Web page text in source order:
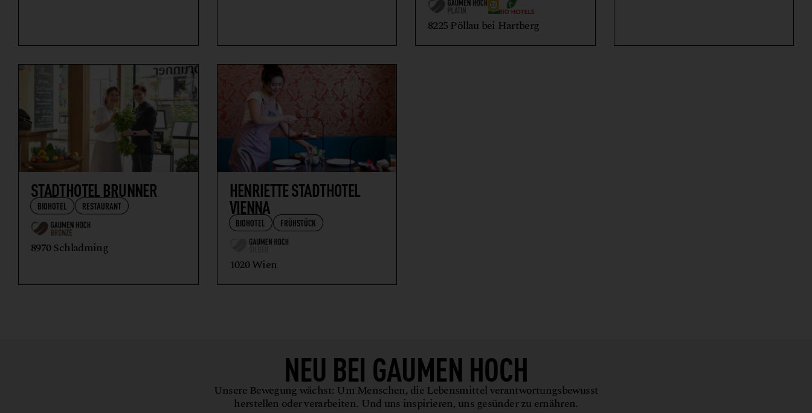
8225 Pöllau bei Hartberg
STADTHOTEL BRUNNER
BIOHOTEL RESTAURANT
8970 Schladming
HENRIETTE STADTHOTEL
VIENNA
BIOHOTEL FRÜHSTÜCK
1020 Wien
NEU BEI GAUMEN HOCH
Unsere Bewegung wächst: Um Menschen, die Lebensmittel verantwortungsbewusst
herstellen oder verarbeiten. Und uns inspirieren, uns gesünder zu ernähren.